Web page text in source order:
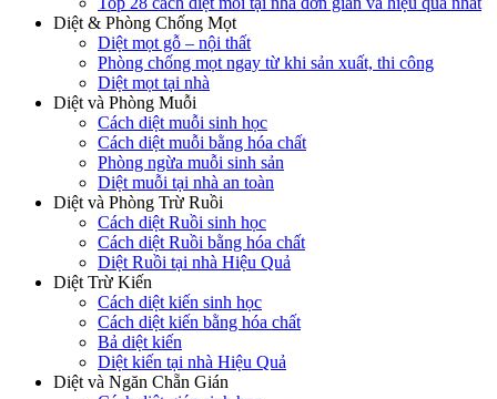
Diệt & Phòng Chống Mọt
Diệt mọt gỗ – nội thất
Phòng chống mọt ngay từ khi sản xuất, thi công
Diệt mọt tại nhà
Diệt và Phòng Muỗi
Cách diệt muỗi sinh học
Cách diệt muỗi bằng hóa chất
Phòng ngừa muỗi sinh sản
Diệt muỗi tại nhà an toàn
Diệt và Phòng Trừ Ruồi
Cách diệt Ruồi sinh học
Cách diệt Ruồi bằng hóa chất
Diệt Ruồi tại nhà Hiệu Quả
Diệt Trừ Kiến
Cách diệt kiến sinh học
Cách diệt kiến bằng hóa chất
Bả diệt kiến
Diệt kiến tại nhà Hiệu Quả
Diệt và Ngăn Chẵn Gián